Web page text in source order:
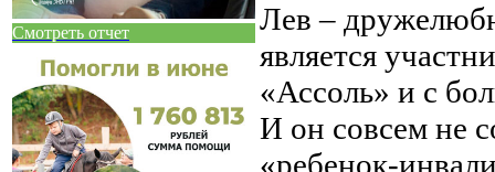
Смотреть отчет
Лев –
является
«Ассоль» и с
И он совсем не
«ребенок-